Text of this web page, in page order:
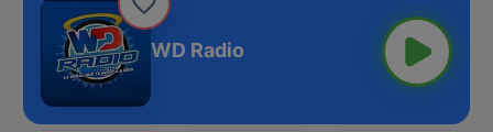
WD Radio